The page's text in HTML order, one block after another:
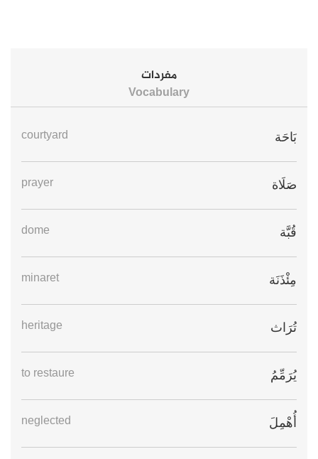
مفردات
Vocabulary
بَاحَة courtyard
صَلَاة prayer
قُبَّة dome
مِئْذَنَة minaret
تُرَاث heritage
يُرَمِّمُ to restaure
أُهْمِلَ neglected